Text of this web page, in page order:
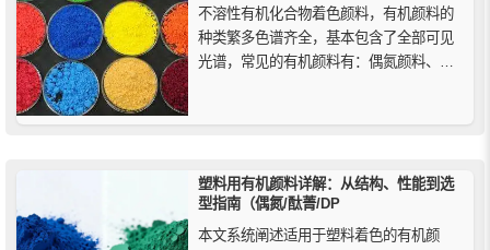
不溶性有机化合物着色颜料，有机颜料的
种类繁多色谱齐全，基本包含了全部可见
光谱，常见的有机颜料有：偶氮颜料、酞
塑料用有机颜料详解：从结构、性能到选
型指南（偶氮/酞菁/DP
本文系统阐述适用于塑料着色的有机颜